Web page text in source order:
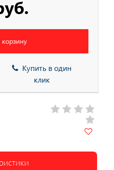
корзину
Купить в один
клик